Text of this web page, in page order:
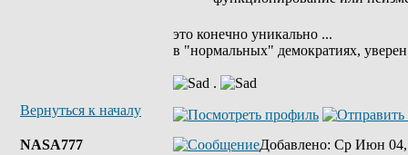
это конечно уникально ...
в "нормальных" демократиях,
.
Вернуться к началу
NASA777 Добавлено: Ср Июн 04,